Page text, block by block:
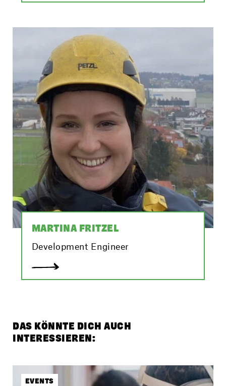
MARTINA FRITZEL
Development Engineer
DAS KÖNNTE DICH AUCH
INTERESSIEREN:
EVENTS